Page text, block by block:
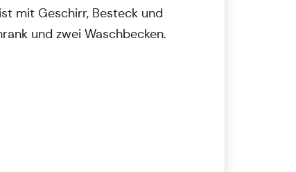
mit Geschirr, Besteck und
und zwei Waschbecken.